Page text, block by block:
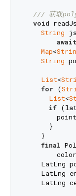
/// 获取
void
String
await
Map<
String
List<
for (
List<
if
      }
    }
final
LatLng
LatLng
LatLng